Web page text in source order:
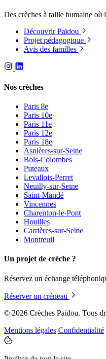
Des crèches à taille humaine où
Découvrir Païdou
Projet pédagogique
Avis des familles
Nos crèches
Paris 8e
Paris 10e
Paris 11e
Paris 12e
Paris 18e
Asnières-sur-Seine
Bois-Colombes
Puteaux
Levallois-Perret
Neuilly-sur-Seine
Saint-Mandé
Vincennes
Charenton-le-Pont
Houilles
Carrières-sur-Seine
Montreuil
Un projet de crèche ?
Réservez un échange
Réserver un créneau
© 2026 Crèches Païdou. Tous
Mentions légales Confidentialité